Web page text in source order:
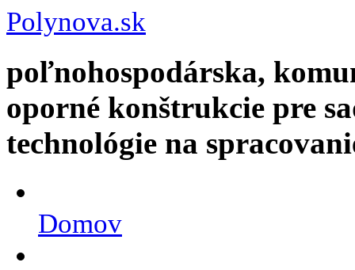
Polynova.sk
poľnohospodárska,
oporné konštrukcie pre
technológie na
Domov